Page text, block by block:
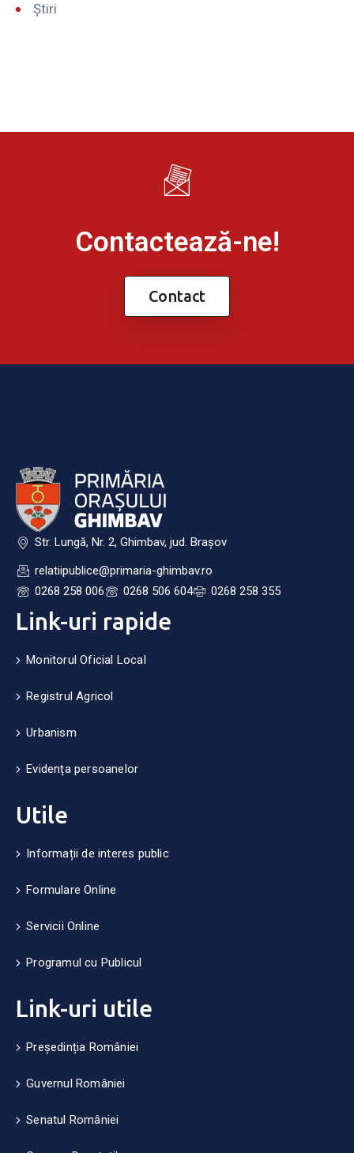
Știri
Contactează-ne!
Contact
Str. Lungă, Nr. 2, Ghimbav, jud. Brașov
relatiipublice@primaria-ghimbav.ro
0268 258 006
0268 506 604 0268 258 355
Link-uri rapide
Monitorul Oficial Local
Registrul Agricol
Urbanism
Evidența persoanelor
Utile
Informații de interes public
Formulare Online
Servicii Online
Programul cu Publicul
Link-uri utile
Președinția României
Guvernul României
Senatul României